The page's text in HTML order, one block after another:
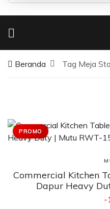
Beranda Tag Meja
PROMO
Commercial Kitchen
Dapur Heavy
-